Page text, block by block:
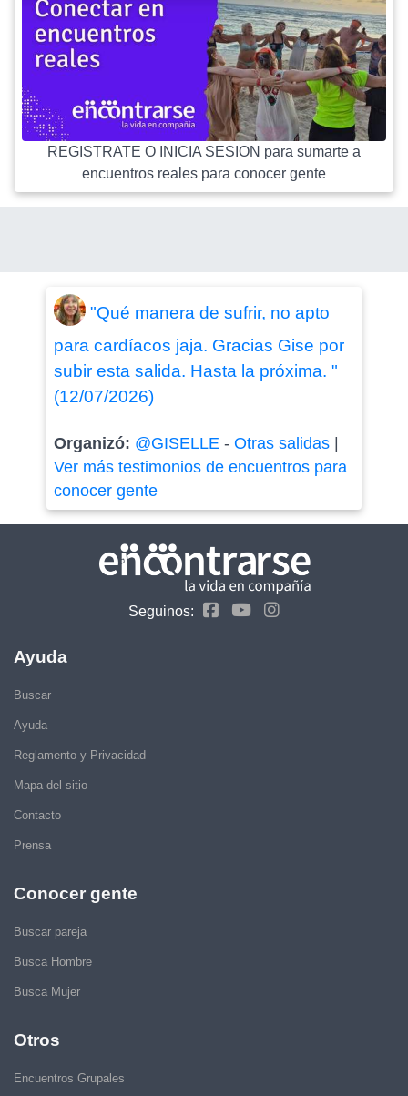
REGISTRATE O INICIA SESION para sumarte a
encuentros reales para conocer gente
"Qué manera de sufrir, no apto
para cardíacos jaja. Gracias Gise por
subir esta salida. Hasta la próxima. "
(12/07/2026)
Organizó: @GISELLE- Otras salidas|
Ver más testimonios de encuentros para
conocer gente
Seguinos:
Ayuda
Buscar
Ayuda
Reglamento y Privacidad
Mapa del sitio
Contacto
Prensa
Conocer gente
Buscar pareja
Busca Hombre
Busca Mujer
Otros
Encuentros Grupales